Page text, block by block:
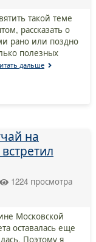
такой теме
рассказать о
рано или поздно
полезных
дальше
на
1224 просмотра
Московской
оставалась еще
Поэтому я